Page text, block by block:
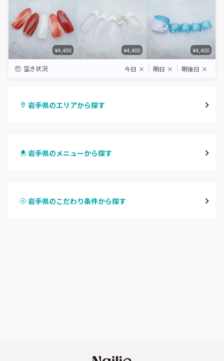
¥4,400 ¥4,400 ¥4,400
空き状況 今日 × 明日 × 明後日 ×
岩手県のエリアから探す
岩手県のメニューから探す
岩手県のこだわり条件から探す